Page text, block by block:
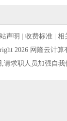
声明 收费标准| 相
2026 网隆云计
请求职人员加强自